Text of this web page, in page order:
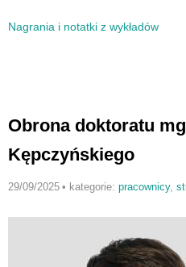
Nagrania i notatki z wykładów
Obrona doktoratu
Kępczyńskiego
29/09/2025 • kategorie: pracownicy,